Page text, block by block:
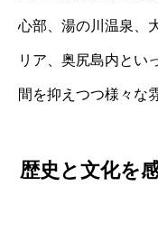
心部、湯の川温泉、
リア、奥尻島内とい
間を抑えつつ様々な
歴史と文化を